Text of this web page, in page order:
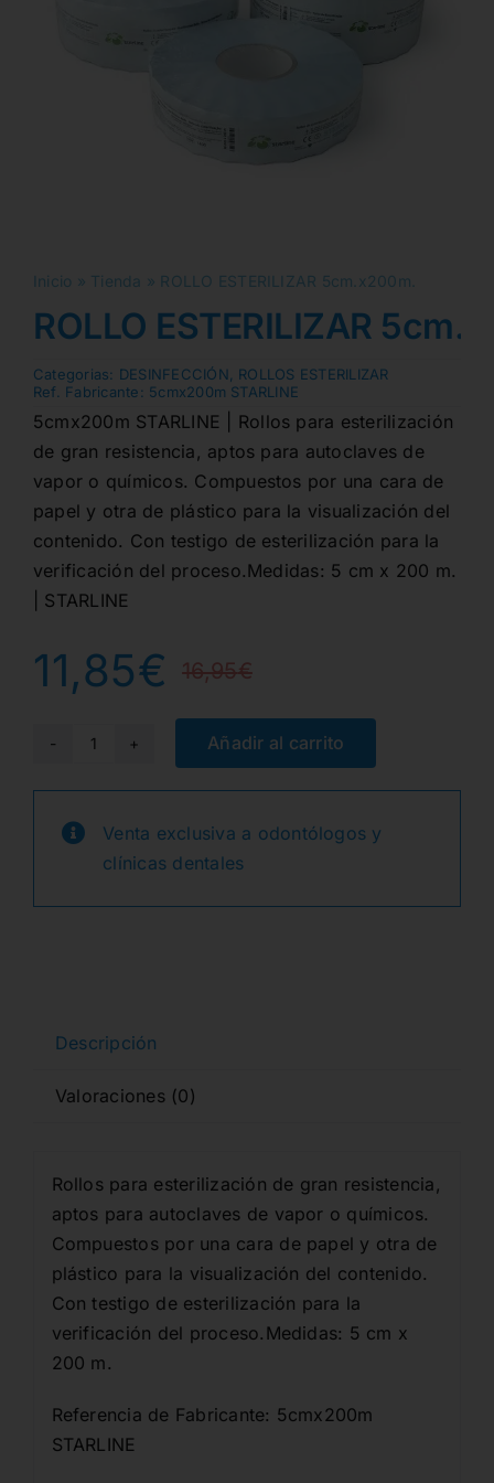
Inicio » Tienda » ROLLO ESTERILIZAR 5cm.x200m.
ROLLO ESTERILIZAR
Categorias: DESINFECCIÓN
ROLLOS ESTERILIZAR
Ref. Fabricante: 5cmx200m STARLINE
5cmx200m STARLINE | Rollos para esterilización
de gran resistencia, aptos para autoclaves de
vapor o químicos. Compuestos por una cara de
papel y otra de plástico para la visualización del
contenido. Con testigo de esterilización para la
verificación del proceso.Medidas: 5 cm x 200 m.
| STARLINE
16,95€El
precio
original
era:
16,95€.
11,85€
El
precio
actual
es:
11,85€.
ROLLO
ESTERILIZAR
cantidad
Añadir al carrito
Venta exclusiva a odontólogos y
clínicas dentales
Descripción
Valoraciones (0)
Rollos para esterilización de gran resistencia,
aptos para autoclaves de vapor o químicos.
Compuestos por una cara de papel y otra de
plástico para la visualización del contenido.
Con testigo de esterilización para la
verificación del proceso.Medidas: 5 cm x
200 m.
Referencia de Fabricante: 5cmx200m
STARLINE